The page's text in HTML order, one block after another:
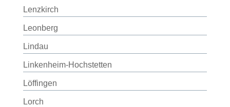
Lenzkirch
Leonberg
Lindau
Linkenheim-Hochstetten
Löffingen
Lorch